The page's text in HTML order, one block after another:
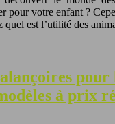
pour votre enfant ?
quel est l’utilité des
à prix